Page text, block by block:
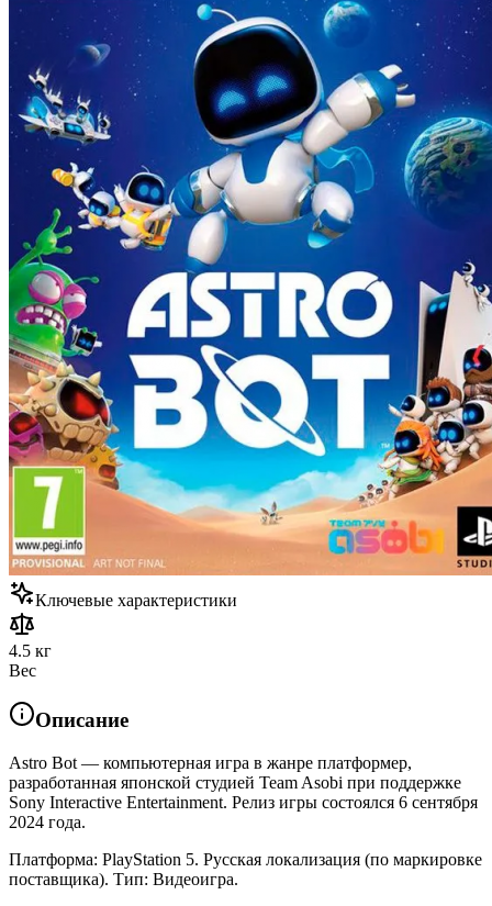
Ключевые характеристики
4.5 кг
Вес
Описание
Astro Bot — компьютерная игра в жанре платформер,
разработанная японской студией Team Asobi при поддержке
Sony Interactive Entertainment. Релиз игры состоялся 6 сентября
2024 года.
Платформа: PlayStation 5. Русская локализация (по маркировке
поставщика). Тип: Видеоигра.